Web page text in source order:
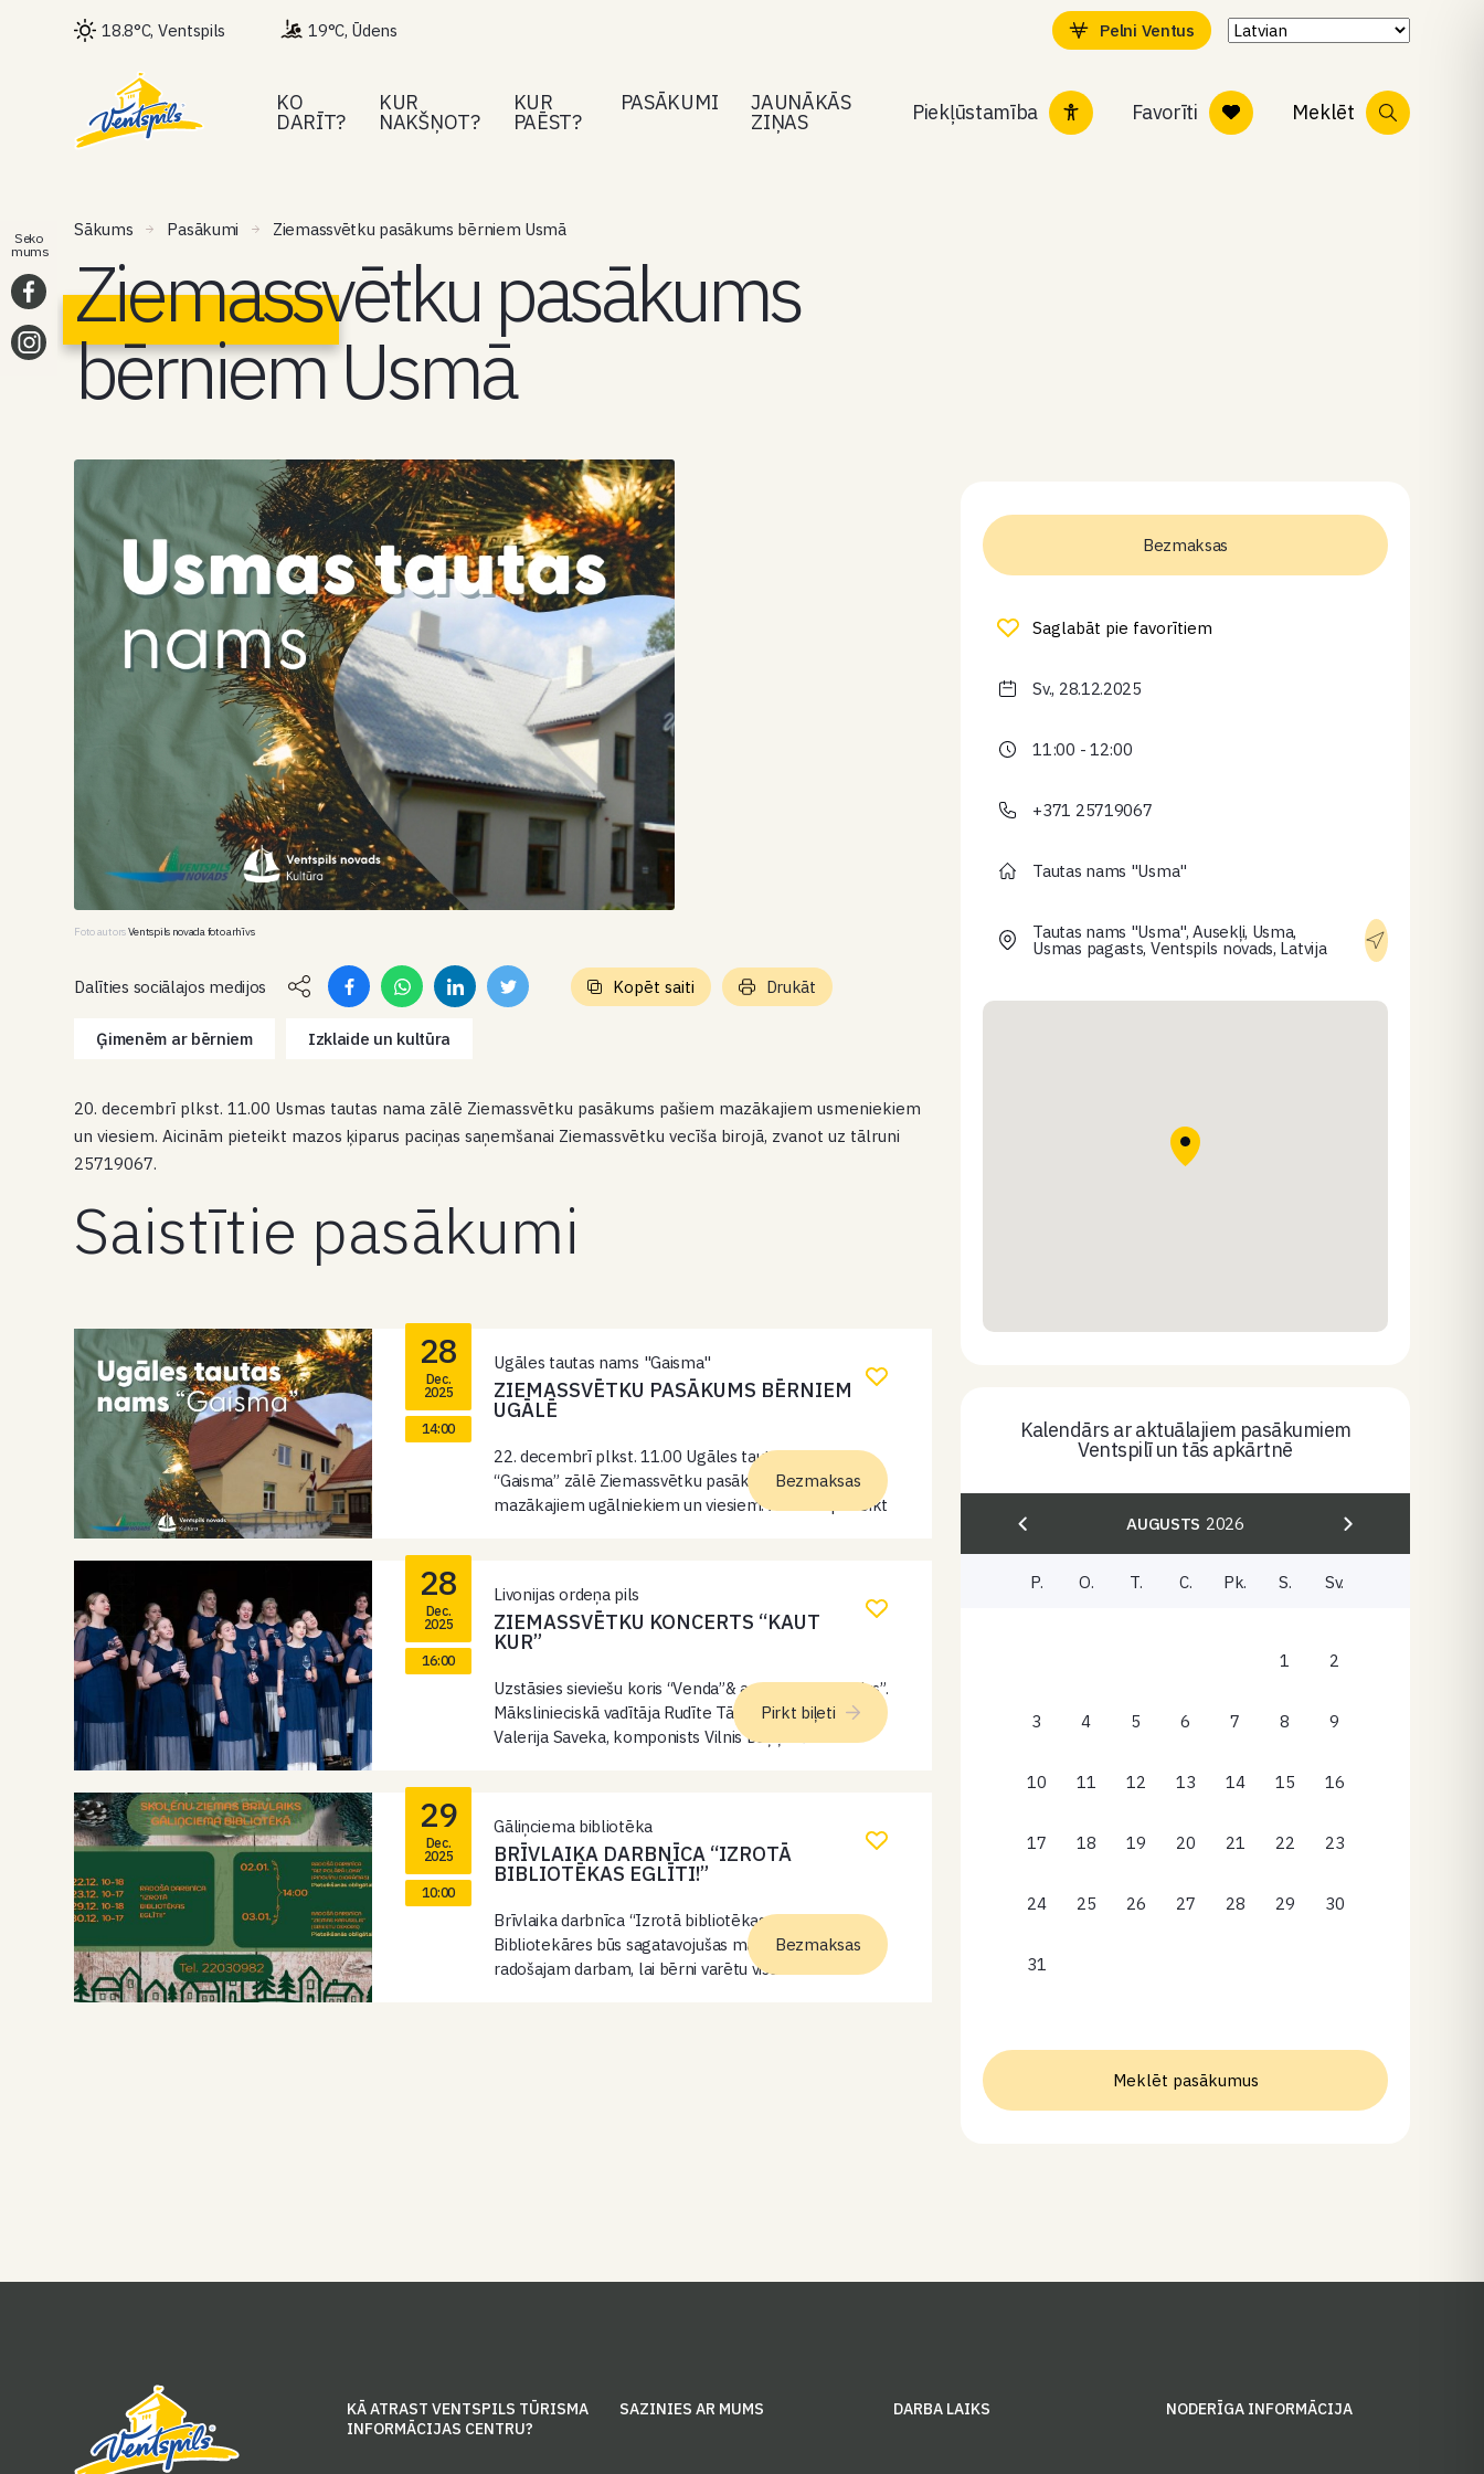
18.8°C, Ventspils 19°C, Ūdens Pelni Ventus
KO
DARĪT?
KUR
NAKŠŅOT?
KUR
PAĒST?
PASĀKUMI JAUNĀKĀS
ZIŅAS Piekļūstamība Favorīti Meklēt
Sākums Pasākumi Ziemassvētku pasākums bērniem Usmā
Ziemassvētku pasākums
bērniem Usmā
Foto autorsVentspils novada foto arhīvs
Dalīties sociālajos medijos Kopēt saiti Drukāt
Ģimenēm ar bērniem Izklaide un kultūra
20. decembrī plkst. 11.00 Usmas tautas nama zālē Ziemassvētku pasākums pašiem mazākajiem usmeniekiem
un viesiem. Aicinām pieteikt mazos ķiparus paciņas saņemšanai Ziemassvētku vecīša birojā, zvanot uz tālruni
25719067.
Saistītie pasākumi
28
Dec.
2025
14:00
Ugāles tautas nams "Gaisma"
ZIEMASSVĒTKU PASĀKUMS BĒRNIEM
UGĀLĒ
22. decembrī plkst. 11.00 Ugāles tautas nama
“Gaisma” zālē Ziemassvētku pasākums pašiem
mazākajiem ugālniekiem un viesiem. Aicinām pieteikt
Bezmaksas
28
Dec.
2025
16:00
Livonijas ordeņa pils
ZIEMASSVĒTKU KONCERTS “KAUT
KUR”
Uzstāsies sieviešu koris “Venda”& ansamblis “Mundus”.
Mākslinieciskā vadītāja Rudīte Tālberga, diriģente
Valerija Saveka, komponists Vilnis Daņiļēvičs un
Pirkt biļeti
29
Dec.
2025
10:00
Gāliņciema bibliotēka
BRĪVLAIKA DARBNĪCA “IZROTĀ
BIBLIOTĒKAS EGLĪTI!”
Brīvlaika darbnīca “Izrotā bibliotēkas eglīti!”.
Bibliotekāres būs sagatavojušas materiālus
radošajam darbam, lai bērni varētu visas dienas
Bezmaksas
Bezmaksas
Saglabāt pie favorītiem
Sv., 28.12.2025
11:00 - 12:00
+371 25719067
Tautas nams "Usma"
Tautas nams "Usma", Ausekļi, Usma,
Usmas pagasts, Ventspils novads, Latvija
Kalendārs ar aktuālajiem pasākumiem
Ventspilī un tās apkārtnē
AUGUSTS 2026
P. O. T. C. Pk. S. Sv.
1 2
3 4 5 6 7 8 9
10 11 12 13 14 15 16
17 18 19 20 21 22 23
24 25 26 27 28 29 30
31
Meklēt pasākumus
Seko
mums
KĀ ATRAST VENTSPILS TŪRISMA
INFORMĀCIJAS CENTRU?
SAZINIES AR MUMS DARBA LAIKS NODERĪGA INFORMĀCIJA